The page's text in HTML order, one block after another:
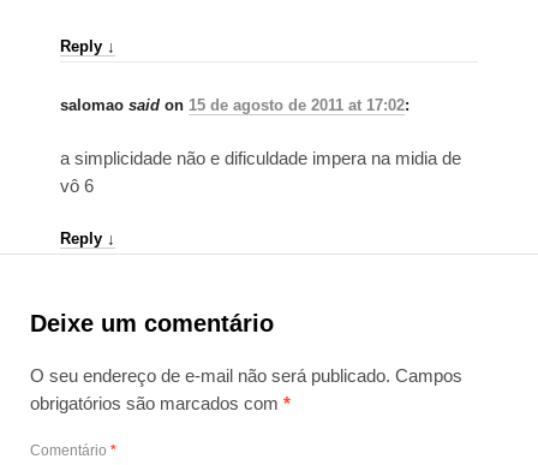
Reply ↓
salomao said on 15 de agosto de 2011 at 17:02:
a simplicidade não e dificuldade impera na midia de
vô 6
Reply ↓
Deixe um comentário
O seu endereço de e-mail não será publicado. Campos
obrigatórios são marcados com *
Comentário *